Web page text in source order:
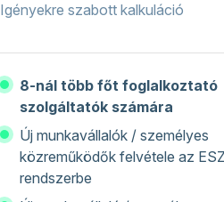
Igényekre szabott kalkuláció
8-nál több főt foglalkoztató
szolgáltatók számára
Új munkavállalók / személyes
közreműködők felvétele az
rendszerbe